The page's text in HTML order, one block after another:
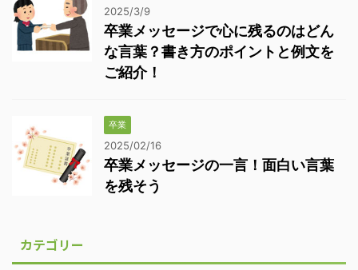
2025/3/9
卒業メッセージで心に残るのはどん
な言葉？書き方のポイントと例文を
ご紹介！
卒業
2025/02/16
卒業メッセージの一言！面白い言葉
を残そう
カテゴリー